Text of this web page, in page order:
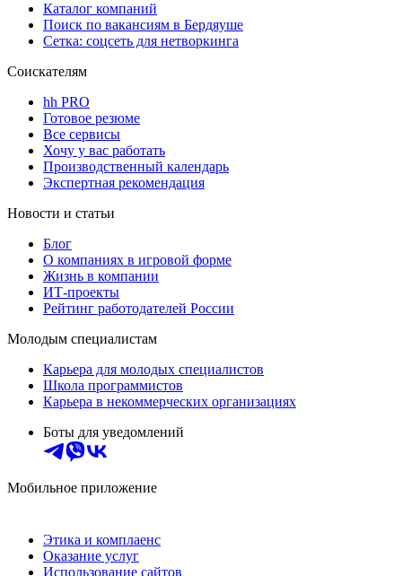
Каталог компаний
Поиск по вакансиям в Бердяуше
Сетка: соцсеть для нетворкинга
Соискателям
hh PRO
Готовое резюме
Все сервисы
Хочу у вас работать
Производственный календарь
Экспертная рекомендация
Новости и статьи
Блог
О компаниях в игровой форме
Жизнь в компании
ИТ-проекты
Рейтинг работодателей России
Молодым специалистам
Карьера для молодых специалистов
Школа программистов
Карьера в некоммерческих организациях
Боты для уведомлений
Мобильное приложение
Этика и комплаенс
Оказание услуг
Использование сайтов